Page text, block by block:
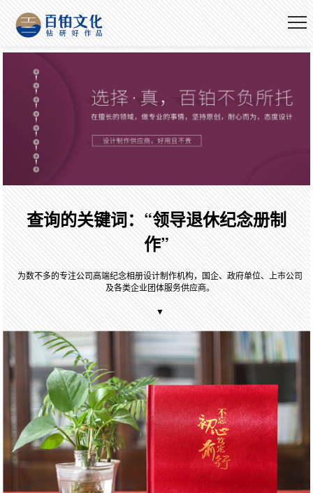
查询的关键词：“领导退休纪念册制
作”
为数不多的专注公司高端纪念相册设计制作机构，国企、政府单位、上市公司
及各类企业团体服务供应商。
▼